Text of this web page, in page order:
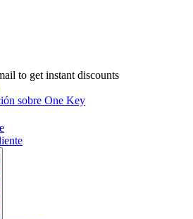
to get instant discounts
sobre One Key